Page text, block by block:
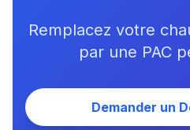
Remplacez votre
par une PAC
Demander un